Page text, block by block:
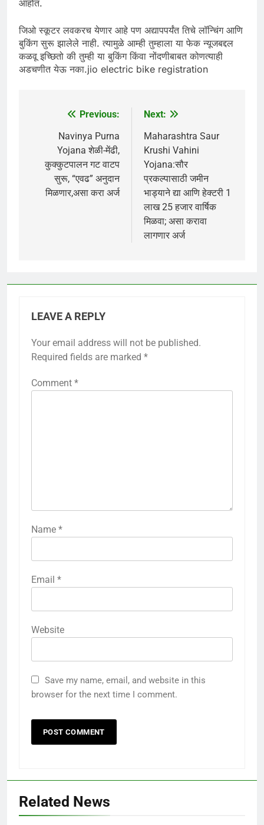
आहोत.
जिओ स्कूटर लवकरच येणार आहे पण अद्यापपर्यंत तिचे लॉन्चिंग आणि
बुकिंग सुरू झालेले नाही. त्यामुळे आम्ही तुम्हाला या फेक न्यूजबद्दल
कळवू इच्छितो की तुम्ही या बुकिंग किंवा नोंदणीबाबत कोणत्याही
अडचणीत येऊ नका.jio electric bike registration
navigation
Previous:
Navinya Purna
Yojana शेळी-मेंढी,
कुक्कुटपालन गट वाटप
सुरू, “एवढ” अनुदान
मिळणार,असा करा अर्ज
Next:
Maharashtra Saur
Krushi Vahini
Yojana:सौर
प्रकल्पासाठी जमीन
भाड्याने द्या आणि हेक्टरी 1
लाख 25 हजार वार्षिक
मिळवा; असा करावा
लागणार अर्ज
LEAVE A REPLY
Your email address will not be published.
Required fields are marked *
Comment *
Name *
Email *
Website
Save my name, email, and website in this
browser for the next time I comment.
Related News